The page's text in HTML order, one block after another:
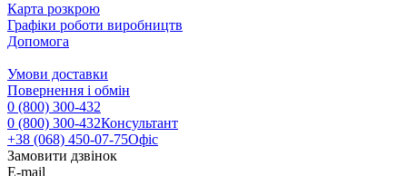
Карта розкрою
Графіки роботи виробництв
Допомога
Умови доставки
Повернення і обмін
0 (800) 300-432
0 (800) 300-432Консультант
+38 (068) 450-07-75Офіс
Замовити дзвінок
E-mail